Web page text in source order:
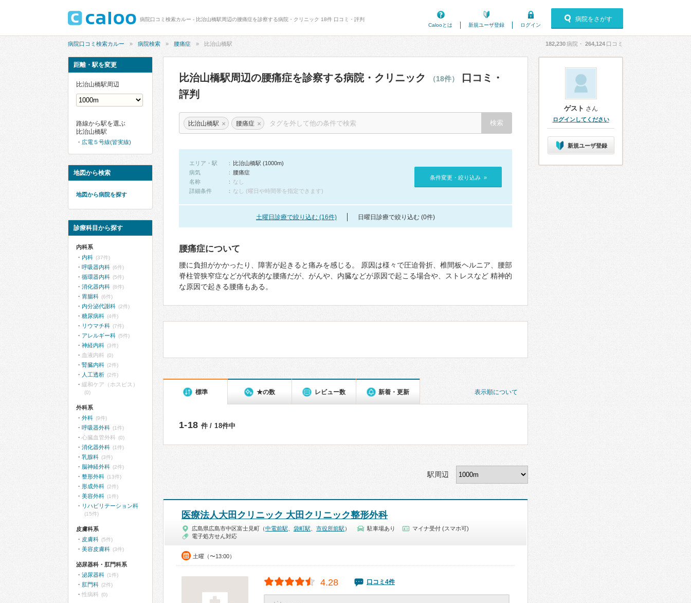
病院口コミ検索カルー - 比治山橋駅周辺の腰痛症を診察する病院・クリニック 18件 口コミ・評判
Calooとは
新規ユーザ登録 ログイン
病院をさがす
病院口コミ検索カルー 病院検索 腰痛症 比治山橋駅 182,230病院・ 264,124 口コミ
比治山橋駅周辺の腰痛症を診察する病院・クリニック （18件）
口コミ・
評判
比治山橋駅 × 腰痛症 ×
エリア・駅
比治山橋駅 (1000m)
病気
腰痛症
名称
なし
詳細条件
なし (曜日や時間帯を指定できます)
条件変更・絞り込み »
土曜日診療で絞り込む (16件) 日曜日診療で絞り込む (0件)
腰痛症について
腰に負担がかかったり、障害が起きると痛みを感じる。 原因は様々で圧迫骨折、椎間板ヘルニア、腰部
脊柱管狭窄症などが代表的な腰痛だが、がんや、内臓などが原因で起こる場合や、ストレスなど 精神的
な原因で起きる腰痛もある。
表示順について
標準 ★の数 レビュー数 新着・更新
1-18 件 / 18件中
駅周辺
医療法人大田クリニック 大田クリニック整形外科
広島県広島市中区富士見町（中電前駅 袋町駅 市役所前駅 ） 駐車場あり
マイナ受付 (スマホ可)
電子処方せん対応
土曜（〜13:00）
4.28 口コミ4件
距離・駅を変更
比治山橋駅周辺
路線から駅を選ぶ
比治山橋駅
広電５号線(皆実線)
地図から検索
地図から病院を探す
診療科目から探す
内科系
内科 (37件)
呼吸器内科 (6件)
循環器内科 (5件)
消化器内科 (8件)
胃腸科 (6件)
内分泌代謝科 (2件)
糖尿病科 (4件)
リウマチ科 (7件)
アレルギー科 (5件)
神経内科 (3件)
血液内科 (0)
腎臓内科 (2件)
人工透析 (2件)
緩和ケア（ホスピス）
(0)
外科系
外科 (9件)
呼吸器外科 (1件)
心臓血管外科 (0)
消化器外科 (1件)
乳腺科 (3件)
脳神経外科 (2件)
整形外科 (13件)
形成外科 (2件)
美容外科 (1件)
リハビリテーション科
(15件)
皮膚科系
皮膚科 (5件)
美容皮膚科 (3件)
泌尿器科・肛門科系
泌尿器科 (1件)
肛門科 (2件)
性病科 (0)
ゲスト さん
ログインしてください
新規ユーザ登録